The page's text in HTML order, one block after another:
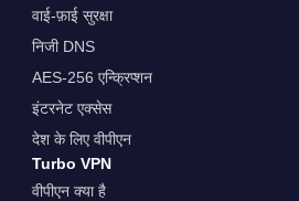
वाई-फ़ाई सुरक्षा
निजी DNS
AES-256 एन्क्रिप्शन
इंटरनेट एक्सेस
देश के लिए वीपीएन
Turbo VPN
वीपीएन क्या है